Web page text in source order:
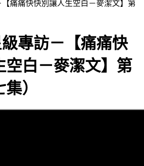
專訪－【痛痛快
空白－麥潔文】第
）